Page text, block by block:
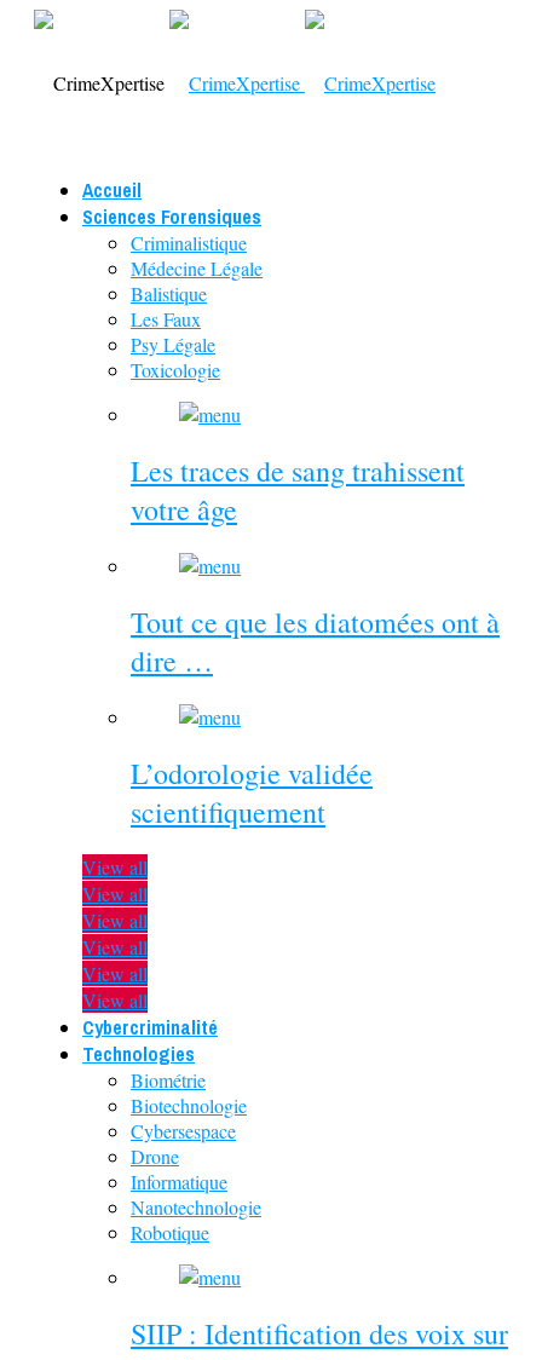
Accueil
Sciences Forensiques
Criminalistique
Médecine Légale
Balistique
Les Faux
Psy Légale
Toxicologie
Les traces de sang trahissent
votre âge
Tout ce que les diatomées ont à
dire …
L’odorologie validée
scientifiquement
View all
View all
View all
View all
View all
View all
Cybercriminalité
Technologies
Biométrie
Biotechnologie
Cybersespace
Drone
Informatique
Nanotechnologie
Robotique
SIIP : Identification des voix sur